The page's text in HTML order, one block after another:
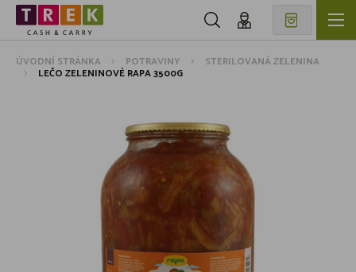
ÚVODNÍ STRÁNKA POTRAVINY STERILOVANÁ ZELENINA
LEČO ZELENINOVÉ RAPA 3500G